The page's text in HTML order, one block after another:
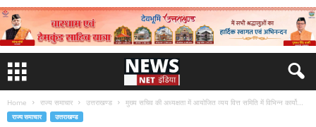
Home राज्य समाचार उत्तराखण्ड मुख्य सचिव की अध्यक्षता में आयोजित व्यय वित्त समिति में विभिन्न कार्यो...
राज्य समाचार उत्तराखण्ड